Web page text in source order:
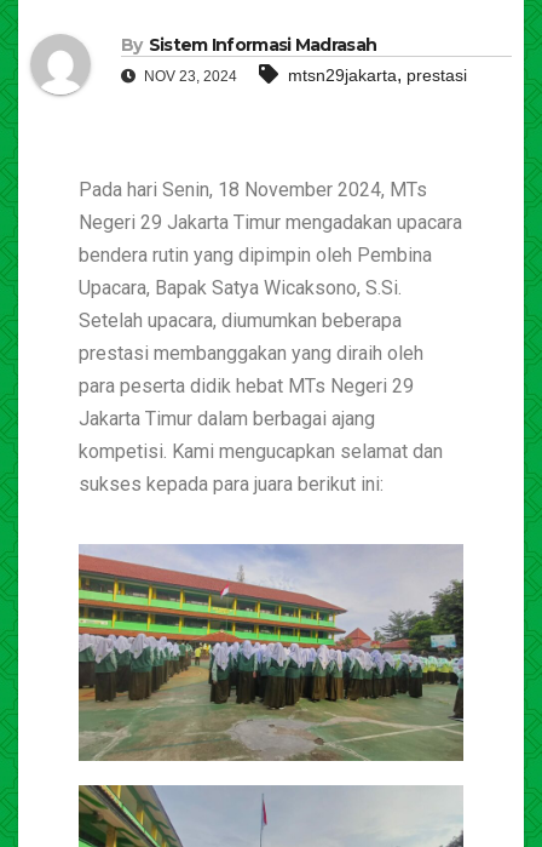
By Sistem Informasi Madrasah
NOV 23, 2024 mtsn29jakarta, prestasi
Pada hari Senin, 18 November 2024, MTs
Negeri 29 Jakarta Timur mengadakan upacara
bendera rutin yang dipimpin oleh Pembina
Upacara, Bapak Satya Wicaksono, S.Si.
Setelah upacara, diumumkan beberapa
prestasi membanggakan yang diraih oleh
para peserta didik hebat MTs Negeri 29
Jakarta Timur dalam berbagai ajang
kompetisi. Kami mengucapkan selamat dan
sukses kepada para juara berikut ini: